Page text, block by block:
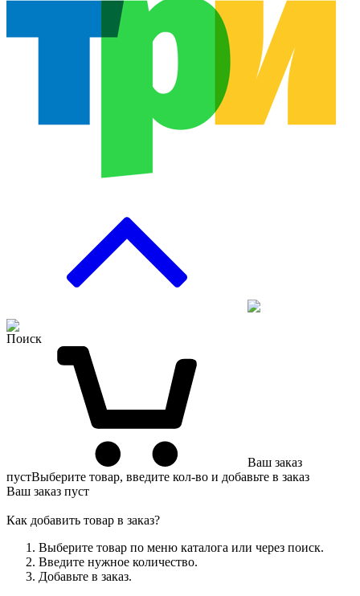
Поиск
Ваш заказ
пустВыберите товар, введите кол-во и добавьте в заказ
Ваш заказ пуст
Как добавить товар в заказ?
Выберите товар по меню каталога или через поиск.
Введите нужное количество.
Добавьте в заказ.